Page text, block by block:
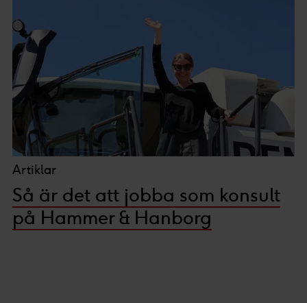
Artiklar
Så är det att jobba som konsult
på Hammer & Hanborg